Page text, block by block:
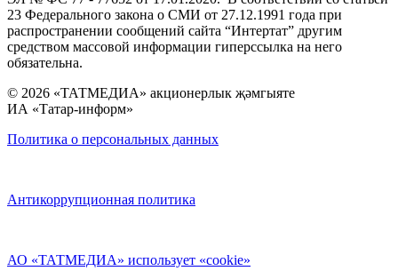
23 Федерального закона о СМИ от 27.12.1991 года при
распространении сообщений сайта “Интертат” другим
средством массовой информации гиперссылка на него
обязательна.
© 2026 «ТАТМЕДИА» акционерлык җәмгыяте
ИА «Татар-информ»
Политика о персональных данных
Антикоррупционная политика
АО «ТАТМЕДИА» использует «cookie»